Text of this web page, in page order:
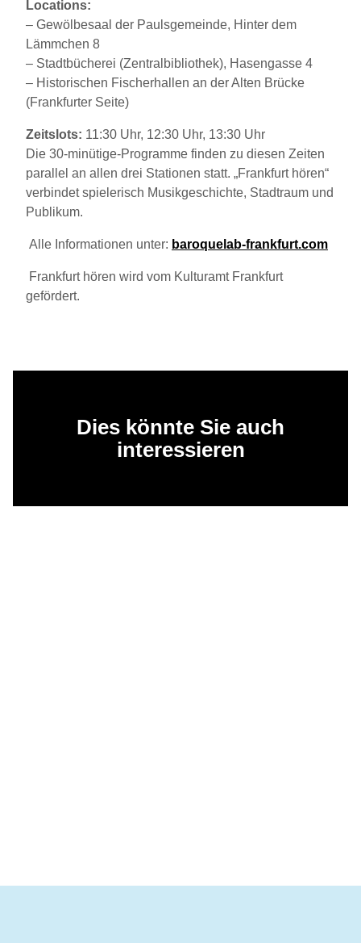
Locations:
– Gewölbesaal der Paulsgemeinde, Hinter dem
Lämmchen 8
– Stadtbücherei (Zentralbibliothek), Hasengasse 4
– Historischen Fischerhallen an der Alten Brücke
(Frankfurter Seite)
Zeitslots: 11:30 Uhr, 12:30 Uhr, 13:30 Uhr
Die 30-minütige-Programme finden zu diesen Zeiten
parallel an allen drei Stationen statt. „Frankfurt hören“
verbindet spielerisch Musikgeschichte, Stadtraum und
Publikum.
Alle Informationen unter: baroquelab-frankfurt.com
Frankfurt hören wird vom Kulturamt Frankfurt
gefördert.
Dies könnte Sie auch
interessieren